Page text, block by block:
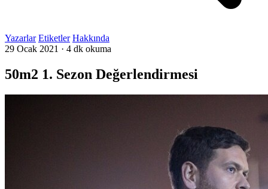
Yazarlar Etiketler Hakkında
29 Ocak 2021 · 4 dk okuma
50m2 1. Sezon Değerlendirmesi